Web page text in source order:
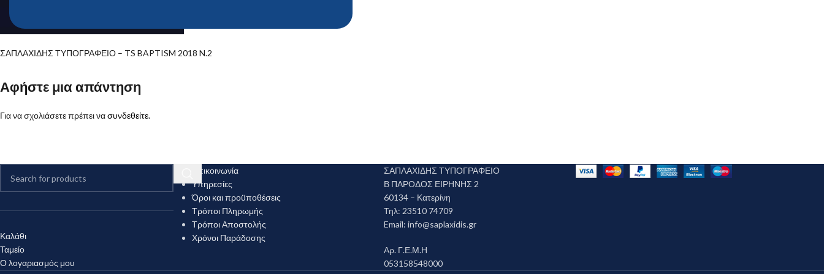
ΣΑΠΛΑΧΙΔΗΣ ΤΥΠΟΓΡΑΦΕΙΟ – TS BAPTISM 2018 N.2
Αφήστε μια απάντηση
Για να σχολιάσετε πρέπει νασυνδεθείτε.
Καλάθι
Ταμείο
Ο λογαριασμός μου
Επικοινωνία
Υπηρεσίες
Όροι και προϋποθέσεις
Τρόποι Πληρωμής
Τρόποι Αποστολής
Χρόνοι Παράδοσης
ΣΑΠΛΑΧΙΔΗΣ ΤΥΠΟΓΡΑΦΕΙΟ
Β ΠΑΡΟΔΟΣ ΕΙΡΗΝΗΣ 2
60134 – Κατερίνη
Τηλ: 23510 74709
Email: info@saplaxidis.gr
Αρ. Γ.Ε.Μ.Η
053158548000